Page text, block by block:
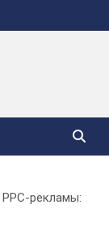
рекламы: